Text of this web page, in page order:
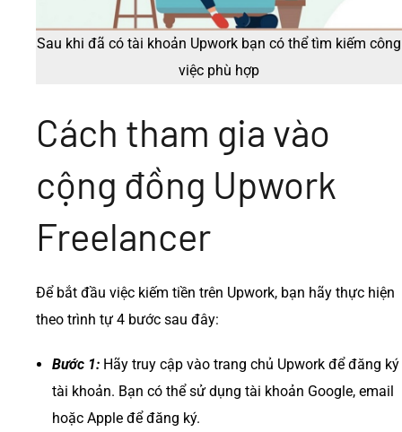
Sau khi đã có tài khoản Upwork bạn có thể tìm kiếm công
việc phù hợp
Cách tham gia vào
cộng đồng Upwork
Freelancer
Để bắt đầu việc kiếm tiền trên Upwork, bạn hãy thực hiện
theo trình tự 4 bước sau đây:
Bước 1: Hãy truy cập vào trang chủ Upwork để đăng ký
tài khoản. Bạn có thể sử dụng tài khoản Google, email
hoặc Apple để đăng ký.